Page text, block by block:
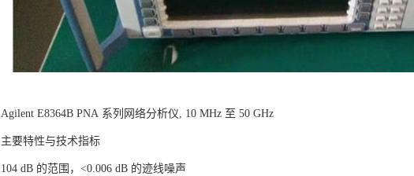
Agilent E8364B PNA 系列网络分析仪, 10 MHz 至 50 GHz
主要特性与技术指标
104 dB 的范围，<0.006 dB 的迹线噪声